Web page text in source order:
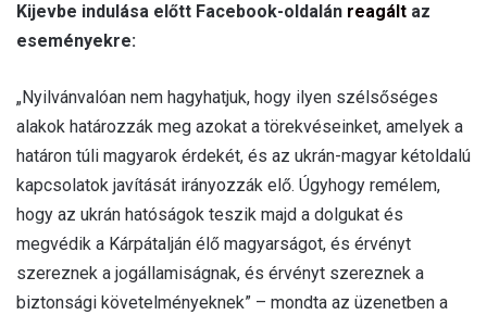
Kijevbe indulása előtt Facebook-oldalán reagált az
eseményekre:
„Nyilvánvalóan nem hagyhatjuk, hogy ilyen szélsőséges
alakok határozzák meg azokat a törekvéseinket, amelyek a
határon túli magyarok érdekét, és az ukrán-magyar kétoldalú
kapcsolatok javítását irányozzák elő. Úgyhogy remélem,
hogy az ukrán hatóságok teszik majd a dolgukat és
megvédik a Kárpátalján élő magyarságot, és érvényt
szereznek a jogállamiságnak, és érvényt szereznek a
biztonsági követelményeknek” – mondta az üzenetben a